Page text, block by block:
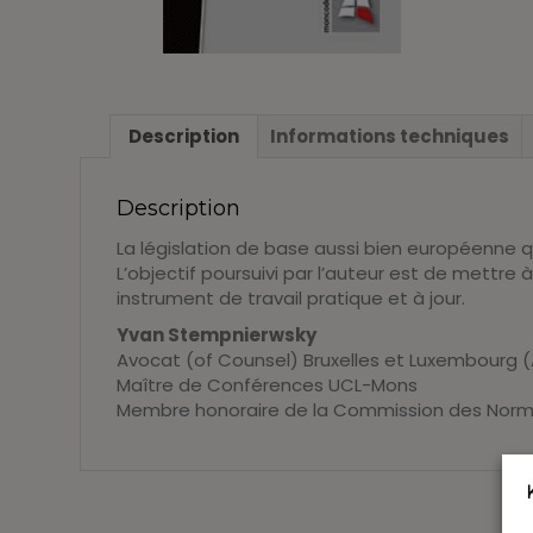
Description Informations techniques
Description
La législation de base aussi bien
L’objectif poursuivi par l’auteur est de
instrument de travail pratique et à jour.
Yvan Stempnierwsky
Avocat (of Counsel) Bruxelles et Luxembourg
Maître de Conférences UCL-Mons
Membre honoraire de la Commission des